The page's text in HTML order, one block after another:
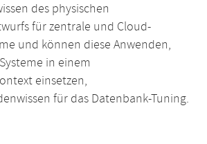
des physischen
für zentrale und Cloud-
und können diese Anwenden,
in einem
einsetzen,
für das Datenbank-Tuning.